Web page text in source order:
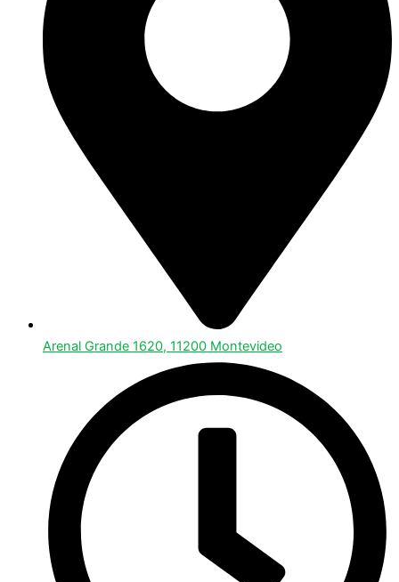
Arenal Grande 1620, 11200 Montevideo